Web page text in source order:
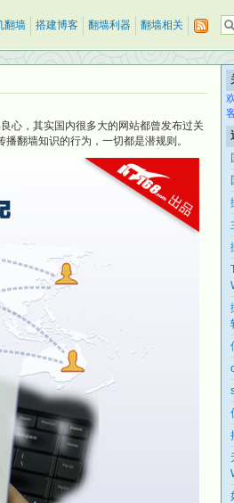
翻墙 搭建博客 翻墙利器 翻墙相关
心，其实国内很多大的网站都曾发布过关
翻墙知识的行为，一切都是潜规则。